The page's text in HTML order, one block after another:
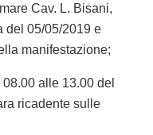
Cav. L. Bisani,
del 05/05/2019 e
manifestazione;
alle 13.00 del
ricadente sulle